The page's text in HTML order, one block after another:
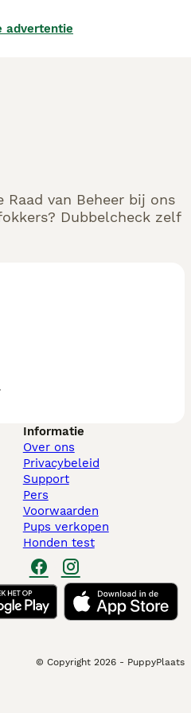
advertentie
van Beheer bij ons
Dubbelcheck zelf
Informatie
Over ons
Privacybeleid
Support
Pers
Voorwaarden
Pups verkopen
Honden test
© Copyright 2026 - PuppyPlaats